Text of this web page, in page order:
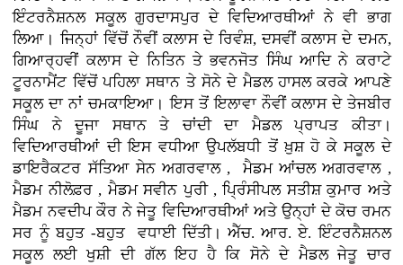
ਇੰਟਰਨੈਸ਼ਨਲ ਸਕੂਲ ਗੁਰਦਾਸਪੁਰ ਦੇ ਵਿਦਿਆਰਥੀਆਂ ਨੇ ਵੀ ਭਾਗ
ਲਿਆ। ਜਿਨ੍ਹਾਂ ਵਿੱਚੋਂ ਨੌਵੀਂ ਕਲਾਸ ਦੇ ਰਿਵੰਸ਼, ਦਸਵੀਂ ਕਲਾਸ ਦੇ ਦਮਨ,
ਗਿਆਰ੍ਹਵੀਂ ਕਲਾਸ ਦੇ ਨਿਤਿਨ ਤੇ ਭਵਨਜੋਤ ਸਿੰਘ ਆਦਿ ਨੇ ਕਰਾਟੇ
ਟੂਰਨਾਮੈਂਟ ਵਿੱਚੋਂ ਪਹਿਲਾ ਸਥਾਨ ਤੇ ਸੋਨੇ ਦੇ ਮੈਡਲ ਹਾਸਲ ਕਰਕੇ ਆਪਣੇ
ਸਕੂਲ ਦਾ ਨਾਂ ਚਮਕਾਇਆ। ਇਸ ਤੋਂ ਇਲਾਵਾ ਨੌਵੀਂ ਕਲਾਸ ਦੇ ਤੇਜਬੀਰ
ਸਿੰਘ ਨੇ ਦੂਜਾ ਸਥਾਨ ਤੇ ਚਾਂਦੀ ਦਾ ਮੈਡਲ ਪ੍ਰਾਪਤ ਕੀਤਾ।
ਵਿਦਿਆਰਥੀਆਂ ਦੀ ਇਸ ਵਧੀਆ ਉਪਲੱਬਧੀ ਤੋਂ ਖ਼ੁਸ਼ ਹੋ ਕੇ ਸਕੂਲ ਦੇ
ਡਾਇਰੈਕਟਰ ਸੱਤਿਆ ਸੇਨ ਅਗਰਵਾਲ , ਮੈਡਮ ਆਂਚਲ ਅਗਰਵਾਲ ,
ਮੈਡਮ ਨੀਲੋਫ਼ਰ , ਮੈਡਮ ਸਵੀਨ ਪੁਰੀ , ਪ੍ਰਿੰਸੀਪਲ ਸਤੀਸ਼ ਕੁਮਾਰ ਅਤੇ
ਮੈਡਮ ਨਵਦੀਪ ਕੌਰ ਨੇ ਜੇਤੂ ਵਿਦਿਆਰਥੀਆਂ ਅਤੇ ਉਨ੍ਹਾਂ ਦੇ ਕੋਚ ਰਮਨ
ਸਰ ਨੂੰ ਬਹੁਤ -ਬਹੁਤ ਵਧਾਈ ਦਿੱਤੀ। ਐੱਚ. ਆਰ. ਏ. ਇੰਟਰਨੈਸ਼ਨਲ
ਸਕੂਲ ਲਈ ਖੁਸ਼ੀ ਦੀ ਗੱਲ ਇਹ ਹੈ ਕਿ ਸੋਨੇ ਦੇ ਮੈਡਲ ਜੇਤੂ ਚਾਰ